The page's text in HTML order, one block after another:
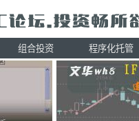
组合投资 程序化托管